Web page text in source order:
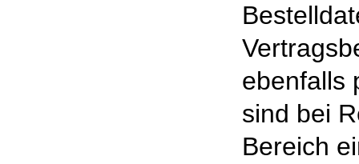
ebenfalls
sind bei
Bereich